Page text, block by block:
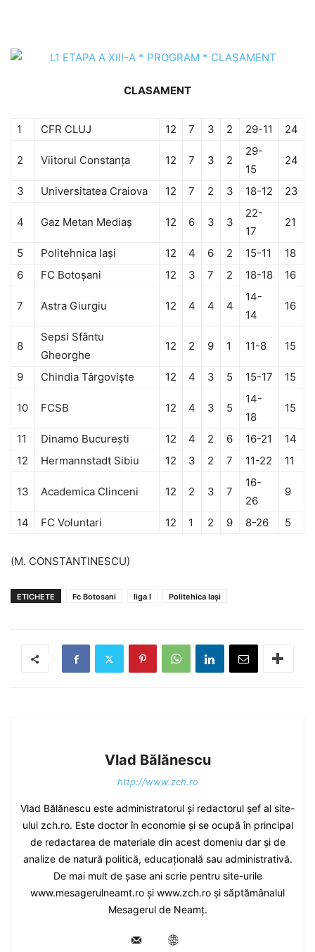
CLASAMENT
1 CFR CLUJ 12 7 3 2 29-11 24
2 Viitorul Constanţa 12 7 3 2
29-
15
24
3 Universitatea Craiova 12 7 2 3 18-12 23
4 Gaz Metan Mediaş 12 6 3 3
22-
17
21
5 Politehnica Iaşi 12 4 6 2 15-11
18
6
FC Botoşani 12 3 7 2 18-18 16
7 Astra Giurgiu 12 4 4 4
14-
14
16
8
Sepsi Sfântu
Gheorghe
12 2 9 1 11-8 15
9 Chindia Târgovişte 12 4 3 5 15-17 15
10 FCSB 12 4 3 5
14-
18
15
11 Dinamo Bucureşti 12 4 2 6 16-21
14
12
Hermannstadt Sibiu 12 3 2 7 11-22 11
13 Academica Clinceni 12 2 3 7
16-
26
9
14 FC Voluntari 12 1 2 9 8-26 5
(M. CONSTANTINESCU)
ETICHETE Fc Botosani liga I Politehica Iaşi
Vlad Bălănescu
http://www.zch.ro
Vlad Bălănescu este administratorul și redactorul șef al site-
ului zch.ro. Este doctor în economie și se ocupă în principal
de redactarea de materiale din acest domeniu dar și de
analize de natură politică, educațională sau administrativă.
De mai mult de șase ani scrie pentru site-urile
www.mesagerulneamt.ro și www.zch.ro și săptămânalul
Mesagerul de Neamț.